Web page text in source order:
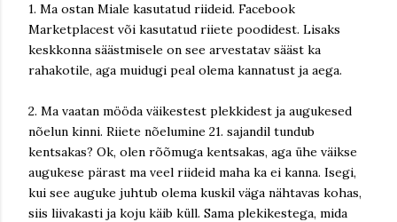
1. Ma ostan Miale kasutatud riideid. Facebook
Marketplacest või kasutatud riiete poodidest. Lisaks
keskkonna säästmisele on see arvestatav sääst ka
rahakotile, aga muidugi peal olema kannatust ja aega.
2. Ma vaatan mööda väikestest plekkidest ja augukesed
nõelun kinni. Riiete nõelumine 21. sajandil tundub
kentsakas? Ok, olen rõõmuga kentsakas, aga ühe väikse
augukese pärast ma veel riideid maha ka ei kanna. Isegi,
kui see auguke juhtub olema kuskil väga nähtavas kohas,
siis liivakasti ja koju käib küll. Sama plekikestega, mida